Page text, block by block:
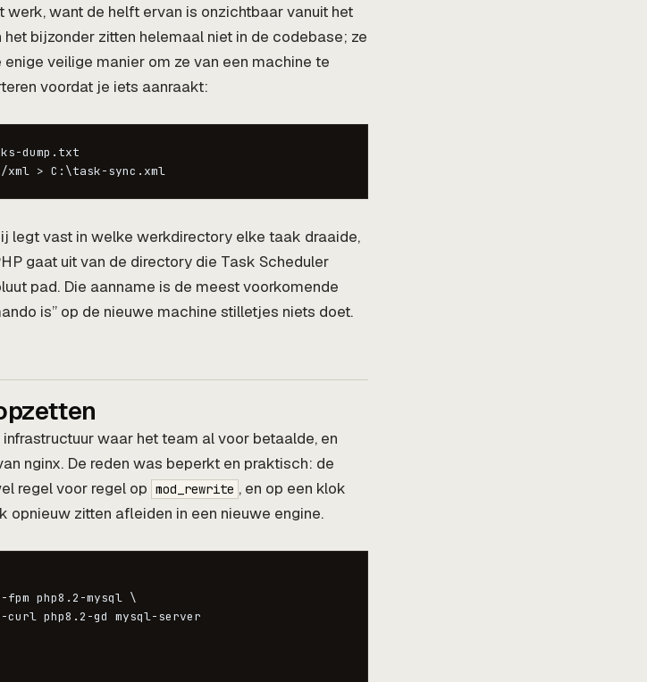
want de helft ervan is onzichtbaar vanuit het
bijzonder zitten helemaal niet in de codebase; ze
veilige manier om ze van een machine te
voordat je iets aanraakt:
dump.txt
> C:\task-sync.xml
legt vast in welke werkdirectory elke taak draaide,
gaat uit van de directory die Task Scheduler
pad. Die aanname is de meest voorkomende
is” op de nieuwe machine stilletjes niets doet.
waar het team al voor betaalde, en
nginx. De reden was beperkt en praktisch: de
regel voor regel op mod_rewrite , en op een klok
zitten afleiden in een nieuwe engine.
php8.2-mysql \
curl php8.2-gd mysql-server